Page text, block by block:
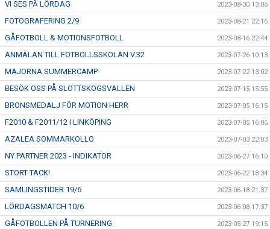
VI SES PÅ LÖRDAG 2023-08-30 13:06
FOTOGRAFERING 2/9 2023-08-21 22:16
GÅFOTBOLL & MOTIONSFOTBOLL 2023-08-16 22:44
ANMÄLAN TILL FOTBOLLSSKOLAN V.32 2023-07-26 10:13
MAJORNA SUMMERCAMP 2023-07-22 13:02
BESÖK OSS PÅ SLOTTSKOGSVALLEN 2023-07-15 15:55
BRONSMEDALJ FÖR MOTION HERR 2023-07-05 16:15
F2010 & F2011/12 I LINKÖPING 2023-07-05 16:06
AZALEA SOMMARKOLLO 2023-07-03 22:03
NY PARTNER 2023 - INDIKATOR 2023-06-27 16:10
STORT TACK! 2023-06-22 18:34
SAMLINGSTIDER 19/6 2023-06-18 21:37
LÖRDAGSMATCH 10/6 2023-06-08 17:37
GÅFOTBOLLEN PÅ TURNERING 2023-05-27 19:15